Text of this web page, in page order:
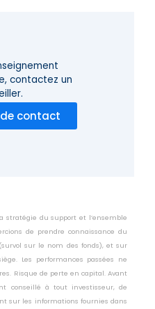
contactez un
contact
stratégie du support et l’ensemble
de prendre connaissance du
sur le nom des fonds), et sur
Les performances passées ne
Risque de perte en capital. Avant
conseillé à tout investisseur, de
sur les informations fournies dans